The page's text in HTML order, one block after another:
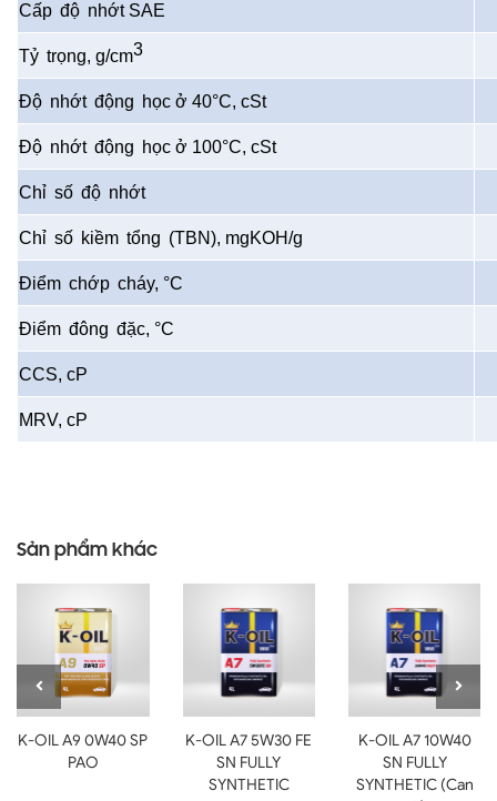
Cấp độ nhớtSAE
Tỷ trọng, g/cm3
Độ nhớt động học ở 40°C, cSt
Độ nhớt động học ở 100°C, cSt
Chỉ số độ nhớt
Chỉ số kiềm tổng (TBN), mgKOH/g
Điểm chớp cháy, °C
Điểm đông đặc, °C
CCS, cP
MRV, cP
Sản phẩm khác
K-OIL A9 0W40 SP
PAO
K-OIL A7 5W30 FE
SN FULLY
SYNTHETIC
K-OIL A7 10W40
SN FULLY
SYNTHETIC (Can